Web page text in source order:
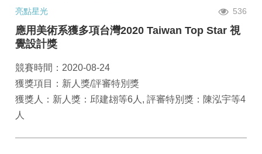
亮點星光 536
應用美術系獲多項台灣2020 Taiwan Top Star 視
覺設計獎
競賽時間：2020-08-24
獲獎項目：新人獎/評審特別獎
獲獎人：新人獎：邱建翃等6人, 評審特別獎：陳泓宇等4
人